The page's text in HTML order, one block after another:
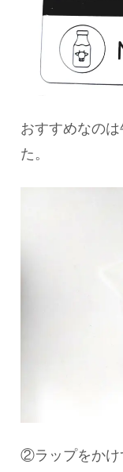
おすすめなの
た。
②ラップをかけ